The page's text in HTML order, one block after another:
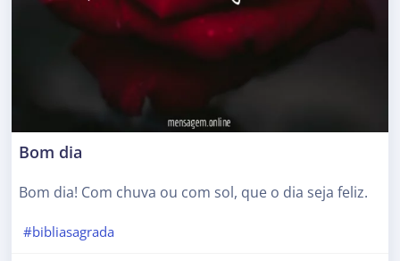
Bom dia
Bom dia! Com chuva ou com sol, que o dia seja feliz.
#bibliasagrada